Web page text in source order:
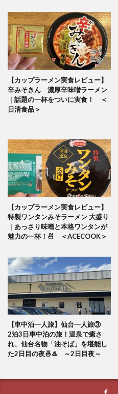
【カップラーメン実食レビュー】
辛みそきん 濃厚辛味噌ラーメン
｜話題の一杯をついに実食！ ＜
日清食品＞
【カップラーメン実食レビュー】
特製ワンタンみそラーメン 大盛り
｜あっさり味噌と本格ワンタンが
魅力の一杯！🍜 ＜ACECOOK＞
【車中泊一人旅】仙台一人旅③
2泊3日車中泊の旅！温泉で癒さ
れ、仙台名物「油そば」を堪能し
た2日目の夜🍜♨️ ～2日目夜～